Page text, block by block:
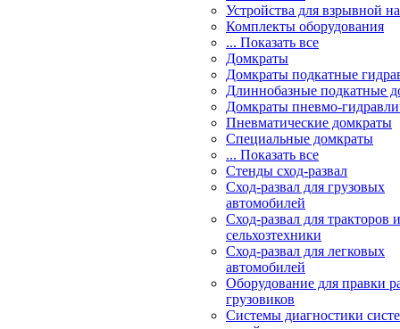
Устройства для взрывной
Комплекты оборудования
... Показать все
Домкраты
Домкраты подкатные
Длиннобазные подкатные
Домкраты пневмо-
Пневматические домкраты
Специальные домкраты
... Показать все
Стенды сход-развал
Сход-развал для грузовых
автомобилей
Сход-развал для тракторов и
сельхозтехники
Сход-развал для легковых
автомобилей
Оборудование для правки
грузовиков
Системы диагностики